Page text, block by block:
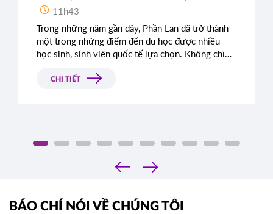
TRIỂN TOÀN CẦU
11h43
Trong những năm gần đây, Phần Lan đã trở thành
một trong những điểm đến du học được nhiều
học sinh, sinh viên quốc tế lựa chọn. Không chỉ
quốc gia Bắc Âu này còn được đánh giá cao nhờ
CHI TIẾT
‹
›
BÁO CHÍ NÓI VỀ CHÚNG TÔI